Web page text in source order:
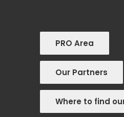
PRO Area
Our Partners
Where to find